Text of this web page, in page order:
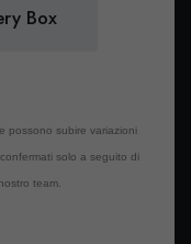
Box
possono subire variazioni
solo a seguito di
team.